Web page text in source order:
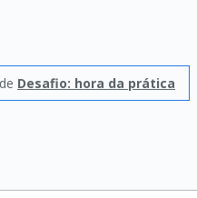
Desafio: hora da prática